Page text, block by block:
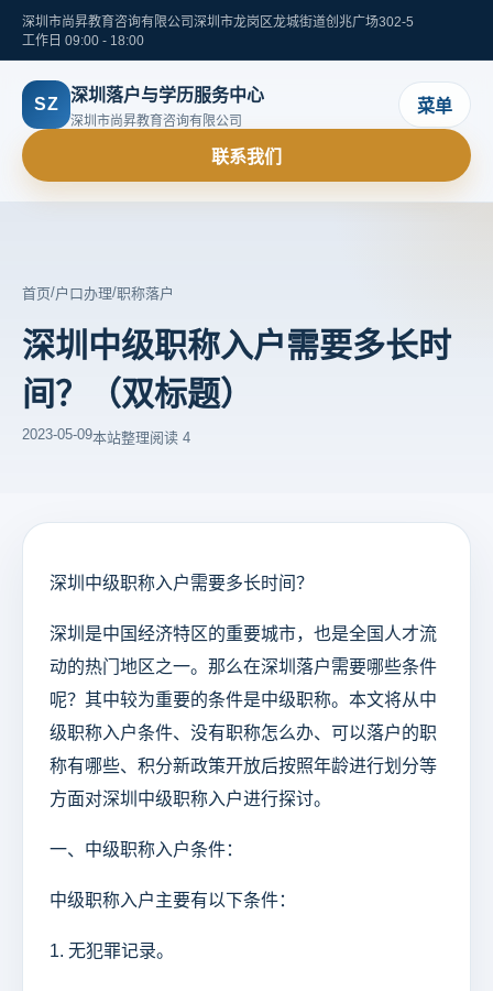
深圳市尚昇教育咨询有限公司 深圳市龙岗区龙城街道创兆广场302-5
工作日 09:00 - 18:00
SZ 深圳落户与学历服务中心
深圳市尚昇教育咨询有限公司
菜单
联系我们
首页/户口办理/职称落户
深圳中级职称入户需要多长时
间？（双标题）
2023-05-09本站整理阅读 4
深圳中级职称入户需要多长时间？
深圳是中国经济特区的重要城市，也是全国人才流
动的热门地区之一。那么在深圳落户需要哪些条件
呢？其中较为重要的条件是中级职称。本文将从中
级职称入户条件、没有职称怎么办、可以落户的职
称有哪些、积分新政策开放后按照年龄进行划分等
方面对深圳中级职称入户进行探讨。
一、中级职称入户条件：
中级职称入户主要有以下条件：
1. 无犯罪记录。